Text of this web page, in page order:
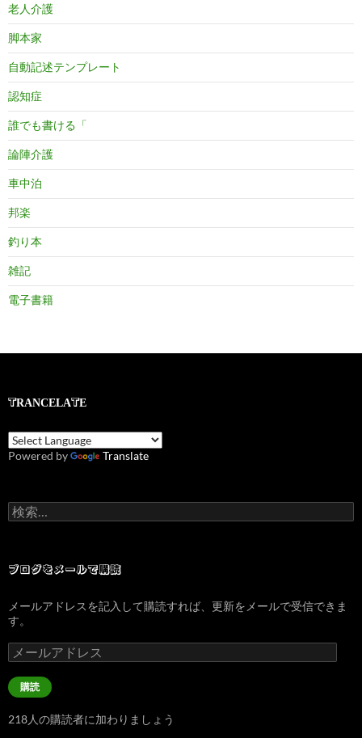
老人介護
脚本家
自動記述テンプレート
認知症
誰でも書ける「
論陣介護
車中泊
邦楽
釣り本
雑記
電子書籍
TRANCELATE
Powered by Translate
検
索:
ブログをメールで購読
メールアドレスを記入して購読すれば、更新をメールで受信できま
す。
メ
ー
ル
ア
レ
購読
218人の購読者に加わりましょう